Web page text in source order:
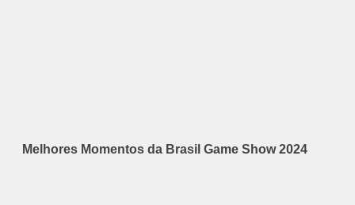
Melhores Momentos da Brasil Game Show 2024